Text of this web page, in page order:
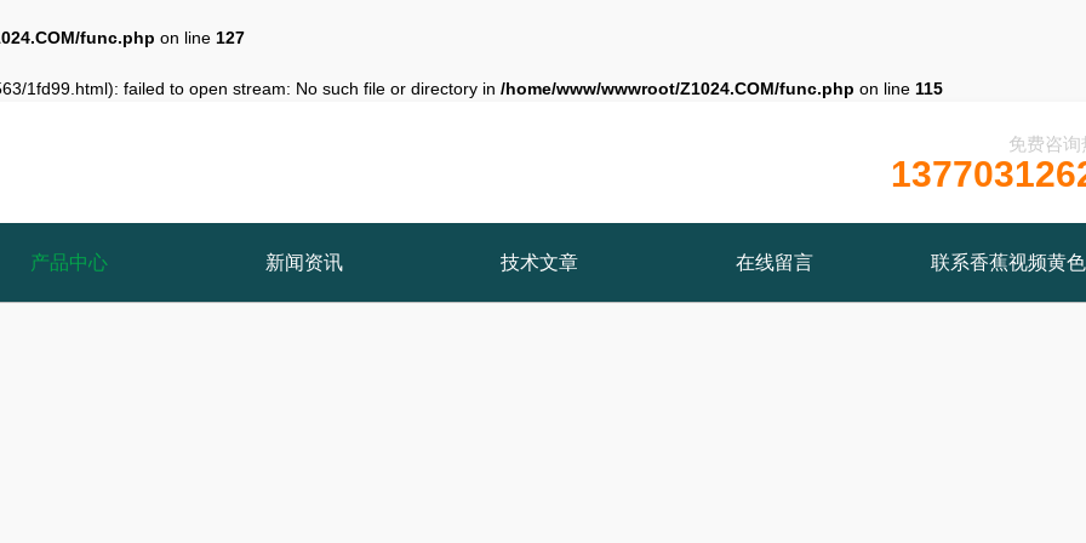
func.php on line 127
1fd99.html): failed to open stream: No such file or directory in /home/www/wwwroot/Z1024.COM/func.php on line 115
免费咨询
产品中心 新闻资讯 技术文章 在线留言 联系香蕉视频黄色